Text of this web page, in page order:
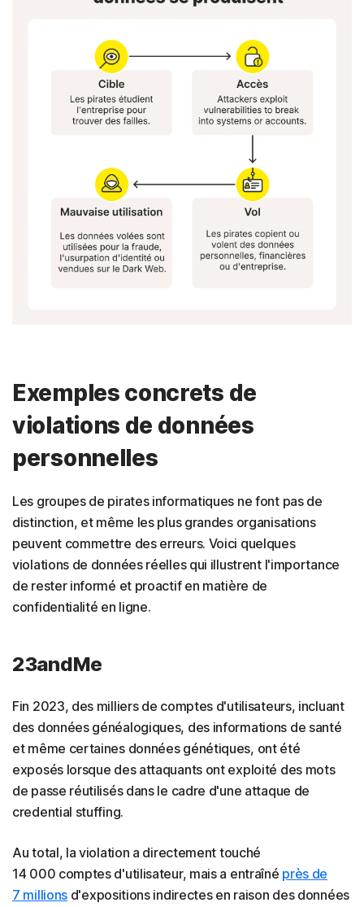
Exemples concrets de
violations de données
personnelles
Les groupes de pirates informatiques ne font pas de
distinction, et même les plus grandes organisations
peuvent commettre des erreurs. Voici quelques
violations de données réelles qui illustrent l'importance
de rester informé et proactif en matière de
confidentialité en ligne.
23andMe
Fin 2023, des milliers de comptes d'utilisateurs, incluant
des données généalogiques, des informations de santé
et même certaines données génétiques, ont été
exposés lorsque des attaquants ont exploité des mots
de passe réutilisés dans le cadre d'une attaque de
credential stuffing.
Au total, la violation a directement touché
14 000 comptes d'utilisateur, mais a entraîné près de
7 millions d'expositions indirectes en raison des données